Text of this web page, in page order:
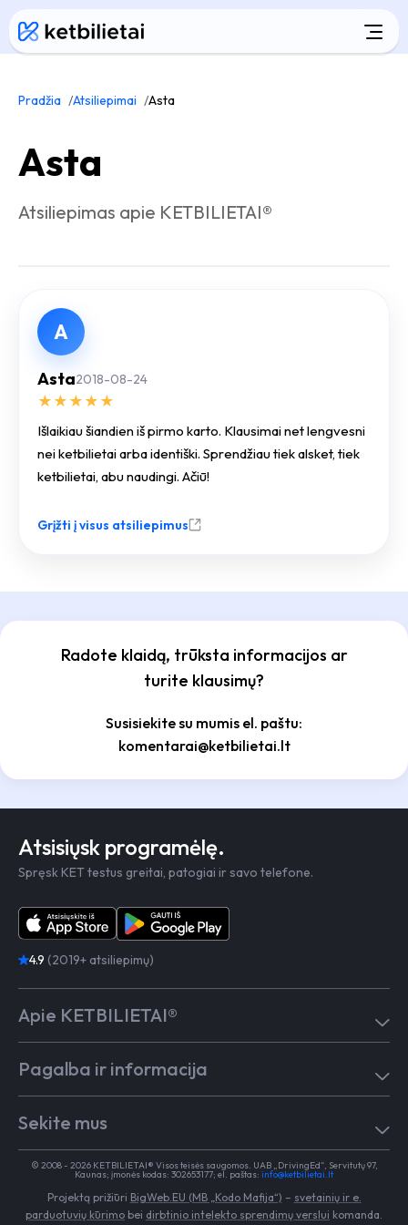
Pradžia Atsiliepimai Asta
Asta
Atsiliepimas apie KETBILIETAI®
A
Asta2018-08-24
★ ★ ★ ★ ★
Išlaikiau šiandien iš pirmo karto. Klausimai net lengvesni
nei ketbilietai arba identiški. Sprendžiau tiek alsket, tiek
ketbilietai, abu naudingi. Ačiū!
Grįžti į visus atsiliepimus
Radote klaidą, trūksta informacijos ar
turite klausimų?
Susisiekite su mumis el. paštu:
komentarai@ketbilietai.lt
Atsisiųsk programėlę.
Spręsk KET testus greitai, patogiai ir savo telefone.
4.9 (2019+ atsiliepimų)
Apie KETBILIETAI®
Kaip mokytis
Testai
Test in English
Kontaktai
Vairavimo mokykloms
Apie KETBILIETAI®
Pagalba ir informacija
Dažniausiai užduodami klausimai
Egzaminai Regitroje
Medicininė pažyma
Naujienos
Sekite mus
TikTok
Facebook
Instagram
© 2008 - 2026 KETBILIETAI® Visos teisės saugomos. UAB „DrivingEd“, Servitutų 97,
Kaunas; įmonės kodas: 302653177; el. paštas: info@ketbilietai.lt
Projektą prižiūri BigWeb.EU (MB „Kodo Mafija“) – svetainių ir e.
parduotuvių kūrimo bei dirbtinio intelekto sprendimų verslui komanda.